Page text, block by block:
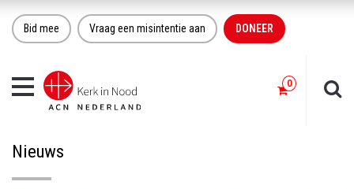
Bid mee Vraag een misintentie aan DONEER
Toggle
navigation
Nieuws